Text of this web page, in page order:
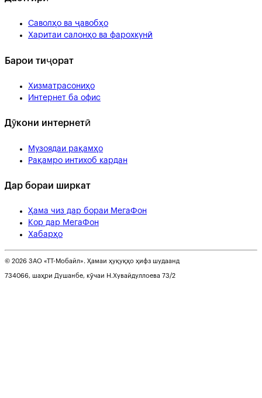
Саволҳо ва ҷавобҳо
Харитаи салонҳо ва фарохкунӣ
Барои тиҷорат
Хизматрасониҳо
Интернет ба офис
Дӯкони интернетӣ
Музоядаи рақамҳо
Рақамро интихоб кардан
Дар бораи ширкат
Ҳама чиз дар бораи МегаФон
Кор дар МегаФон
Хабарҳо
© 2026 ЗАО «ТТ-Мобайл». Ҳамаи ҳуқуқҳо ҳифз шудаанд
734066, шаҳри Душанбе, кӯчаи Н.Хувайдуллоева 73/2